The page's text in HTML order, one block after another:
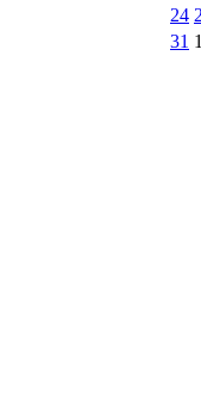
24
31